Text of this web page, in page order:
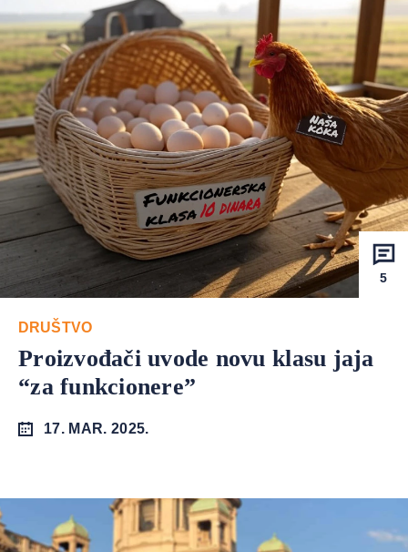
5
DRUŠTVO
Proizvođači uvode novu klasu jaja
“za funkcionere”
17. MAR. 2025.